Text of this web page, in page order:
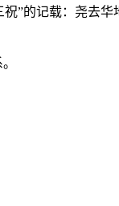
”的记载：尧去